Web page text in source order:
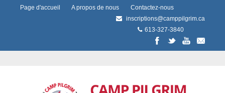
Page d'accueil A propos de nous
Contactez-nous
inscriptions@camppilgrim.ca
613-327-3840